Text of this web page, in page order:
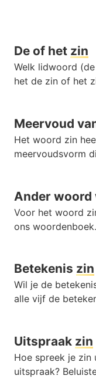
De of het zin
Welk lidwoord
het de zin of het
Meervoud
Het woord zin
meervoudsvorm
Ander woord
Voor het woord
ons woordenboek.
Betekenis zin
Wil je de
alle vijf de
Uitspraak zin
Hoe spreek je zin
uitspraak?